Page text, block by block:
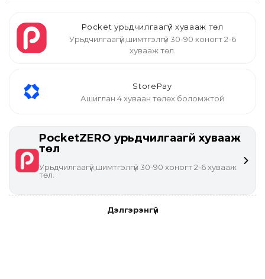
Pocket урьдчилгаагүй хувааж төл
Урьдчилгаагүй,шимтгэлгүй 30-90 хоногт 2-6
хувааж төл.
StorePay
Ашиглан 4 хуваан төлөх боломжтой
PocketZERO урьдчилгаагүй хувааж
төл
Урьдчилгаагүй,шимтгэлгүй 30-90 хоногт 2-6 хувааж
төл.
Дэлгэрэнгүй